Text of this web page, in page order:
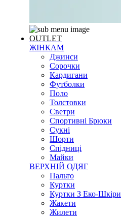
OUTLET
ЖІНКАМ
Джинси
Сорочки
Кардигани
Футболки
Поло
Толстовки
Светри
Спортивні Брюки
Сукні
Шорти
Спідниці
Майки
ВЕРХНІЙ ОДЯГ
Пальто
Куртки
Куртки З Еко-Шкіри
Жакети
Жилети